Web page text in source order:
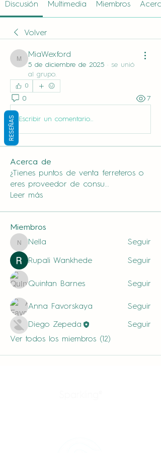
Discusión Multimedia Miembros
Volver
MiaWexford
MiaWexford
5 de diciembre de 2025 · se unió
al grupo.
0
0 7
Escribir un comentario...
Acerca de
¿Tienes puntos de venta ferreteros o
eres proveedor de consu...
Leer más
Miembros
Nella
Nella Seguir
Rupali Wankhede Seguir
Quintan Barnes Seguir
Anna Favorskaya Seguir
Diego Zepeda
Seguir
Ver todos los miembros (12)
RESEÑAS